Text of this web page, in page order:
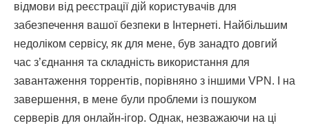
відмови від реєстрації дій користувачів для
забезпечення вашої безпеки в Інтернеті. Найбільшим
недоліком сервісу, як для мене, був занадто довгий
час з’єднання та складність використання для
завантаження торрентів, порівняно з іншими VPN. І на
завершення, в мене були проблеми із пошуком
серверів для онлайн-ігор. Однак, незважаючи на ці